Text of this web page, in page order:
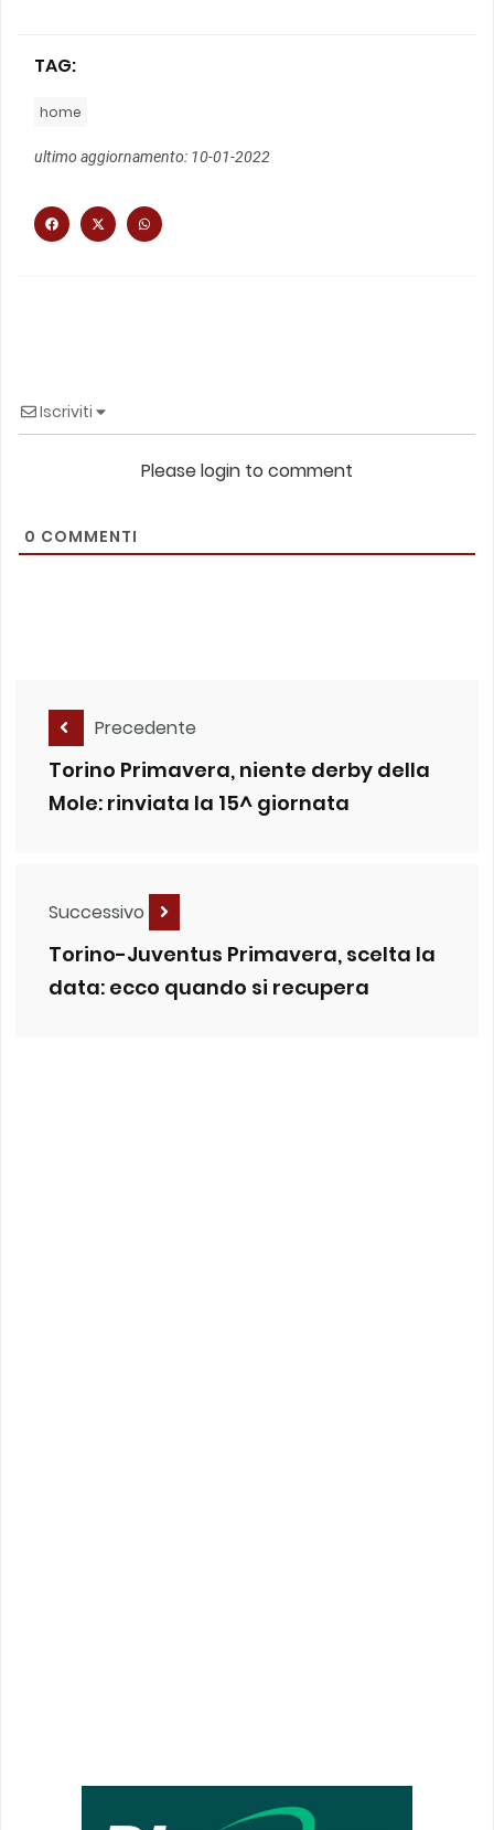
TAG:
home
ultimo aggiornamento: 10-01-2022
Iscriviti
Please login to comment
0 COMMENTI
Precedente
Torino Primavera, niente derby della
Mole: rinviata la 15^ giornata
Successivo
Torino-Juventus Primavera, scelta la
data: ecco quando si recupera